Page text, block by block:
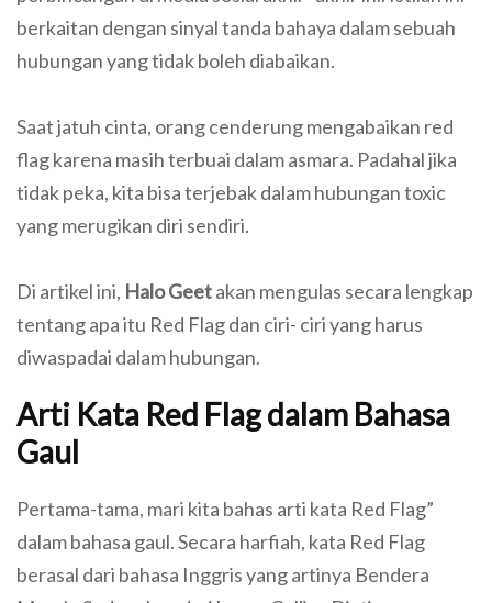
berkaitan dengan sinyal tanda bahaya dalam sebuah
hubungan yang tidak boleh diabaikan.
Saat jatuh cinta, orang cenderung mengabaikan red
flag karena masih terbuai dalam asmara. Padahal jika
tidak peka, kita bisa terjebak dalam hubungan toxic
yang merugikan diri sendiri.
Di artikel ini, Halo Geetakan mengulas secara lengkap
tentang apa itu Red Flag dan ciri- ciri yang harus
diwaspadai dalam hubungan.
Arti Kata Red Flag dalam Bahasa
Gaul
Pertama-tama, mari kita bahas arti kata Red Flag”
dalam bahasa gaul. Secara harfiah, kata Red Flag
berasal dari bahasa Inggris yang artinya Bendera